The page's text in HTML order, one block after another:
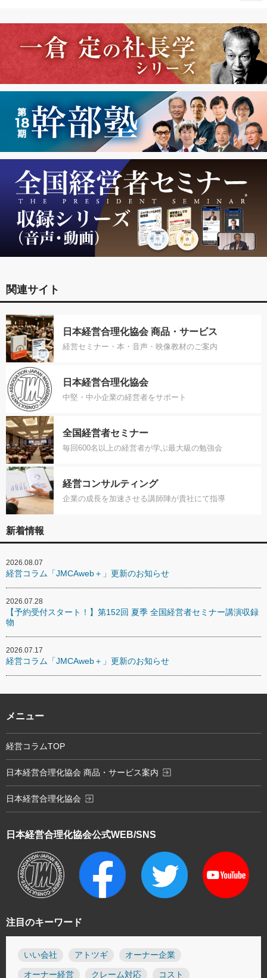
関連サイト
日本経営合理化協会 商品・サービス
経営セミナー・本・音声・映像教材のご案内
日本経営合理化協会
中堅・中小企業の経営者をサポート
全国経営者セミナー
毎回600名以上の経営者が学ぶ最大級の勉強会
経営コンサルティング
企業の成長を加速させる講師陣が貴社にて指導
新着情報
2026.08.07
経営コラム「JMCAweb＋」更新のお知らせ
2026.07.28
【予約受付スタート！】第152回 夏季 全国経営者セミナー講演収録
物
2026.07.17
経営コラム「JMCAweb＋」更新のお知らせ
注目のキーワード
いい会社 アトツギ オーナー企業
オーナー経営 クレーム対応 コスト
日本経営合理化協会公式WEB/SNS
メニュー
経営コラムTOP
日本経営合理化協会 商品・サービス案内 exit_to_app
日本経営合理化協会 exit_to_app